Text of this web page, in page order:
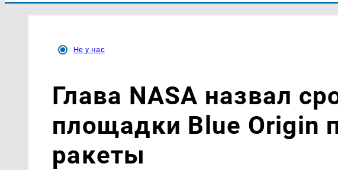
Не у нас
Глава NASA назвал
площадки Blue Origin
ракеты